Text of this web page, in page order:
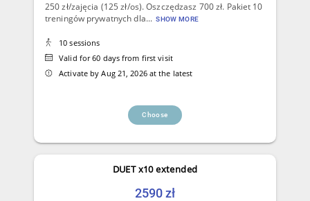
250 zł/zajęcia (125 zł/os). Oszczędzasz 700 zł. Pakiet 10
treningów prywatnych dla... SHOW MORE
10 sessions
Valid for 60 days from first visit
Activate by Aug 21, 2026 at the latest
Choose
DUET x10 extended
2590 zł